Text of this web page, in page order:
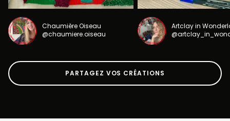
Chaumière Oiseau
@chaumiere.oiseau
Artclay in
PARTAGEZ VOS CRÉATIONS